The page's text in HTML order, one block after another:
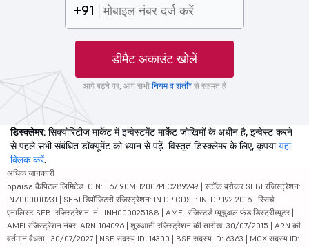
+91
डीमैट अकाउंट खोलें
आगे बढ़ने पर, आप सभी नियम व शर्तों* से सहमत हैं
डिस्क्लेमर: सिक्योरिटीज़ मार्केट में इन्वेस्टमेंट मार्केट जोखिमों के अधीन है, इन्वेस्ट करने
से पहले सभी संबंधित डॉक्यूमेंट को ध्यान से पढ़ें. विस्तृत डिस्क्लेमर के लिए, कृपयायहां
क्लिक करें.
अधिक जानकारी
5paisa कैपिटल लिमिटेड. CIN: L67190MH2007PLC289249 | स्टॉक ब्रोकर SEBI रजिस्ट्रेशन:
INZ000010231 | SEBI डिपॉजिटरी रजिस्ट्रेशन: IN DP CDSL: IN-DP-192-2016 | रिसर्च
एनालिस्ट SEBI रजिस्ट्रेशन. नं.: INH000025188 | AMFI-रजिस्टर्ड म्यूचुअल फंड डिस्ट्रीब्यूटर |
AMFI रजिस्ट्रेशन नंबर: ARN-104096 | शुरुआती रजिस्ट्रेशन की तारीख: 30/07/2015 | ARN की
वर्तमान वैधता : 30/07/2027 | NSE सदस्य ID: 14300 | BSE सदस्य ID: 6363 | MCX सदस्य ID: